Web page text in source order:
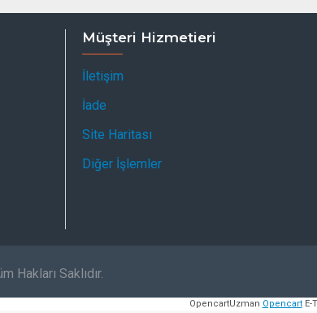
Müşteri Hizmetieri
İletişim
İade
Site Haritası
Diğer İşlemler
Hakları Saklıdır.
OpencartUzman OpencartE-